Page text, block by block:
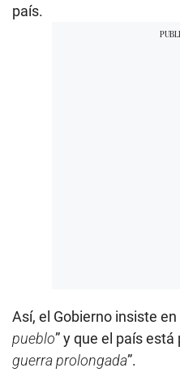
país.
Así, el Gobierno insiste
pueblo” y que el país está
guerra prolongada”.